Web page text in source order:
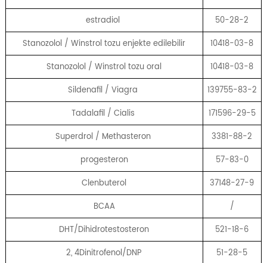
estradiol
50-28-2
Stanozolol / Winstrol tozu enjekte edilebilir
10418-03-8
Stanozolol / Winstrol tozu oral
10418-03-8
Sildenafil / Viagra
139755-83-2
Tadalafil / Cialis
171596-29-5
Superdrol / Methasteron
3381-88-2
progesteron
57-83-0
Clenbuterol
37148-27-9
BCAA
/
DHT/Dihidrotestosteron
521-18-6
2, 4Dinitrofenol/DNP
51-28-5